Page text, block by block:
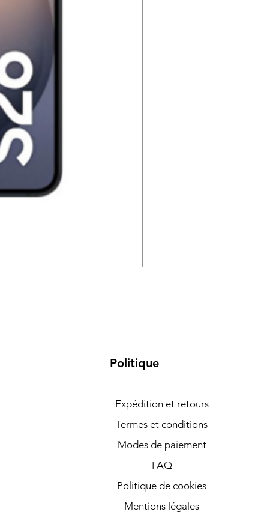
Politique
Expédition et retours
Termes et conditions
Modes de paiement
FAQ
Politique de cookies
Mentions légales